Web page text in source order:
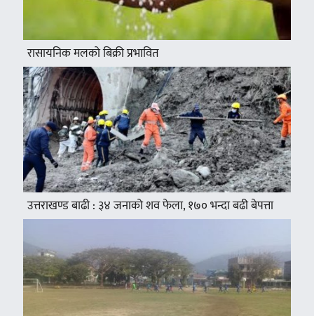
रासायनिक मलको बिक्री प्रभावित
उत्तराखण्ड बाढी : ३४ जनाको शव फेला, १७० भन्दा बढी बेपत्ता